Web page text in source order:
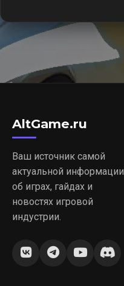
AltGame.ru
Ваш источник самой
актуальной информации
об играх, гайдах и
новостях игровой
индустрии.